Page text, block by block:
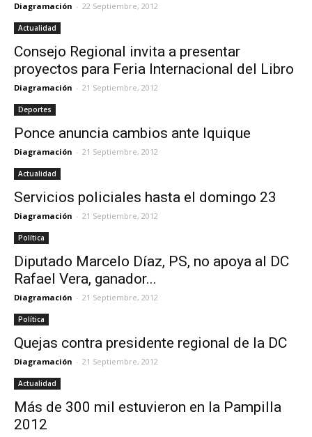
Diagramación - 22 Septiembre, 2012
Actualidad
Consejo Regional invita a presentar
proyectos para Feria Internacional del Libro
Diagramación - 21 Septiembre, 2012
Deportes
Ponce anuncia cambios ante Iquique
Diagramación - 21 Septiembre, 2012
Actualidad
Servicios policiales hasta el domingo 23
Diagramación - 21 Septiembre, 2012
Política
Diputado Marcelo Díaz, PS, no apoya al DC
Rafael Vera, ganador...
Diagramación - 21 Septiembre, 2012
Política
Quejas contra presidente regional de la DC
Diagramación - 21 Septiembre, 2012
Actualidad
Más de 300 mil estuvieron en la Pampilla
2012